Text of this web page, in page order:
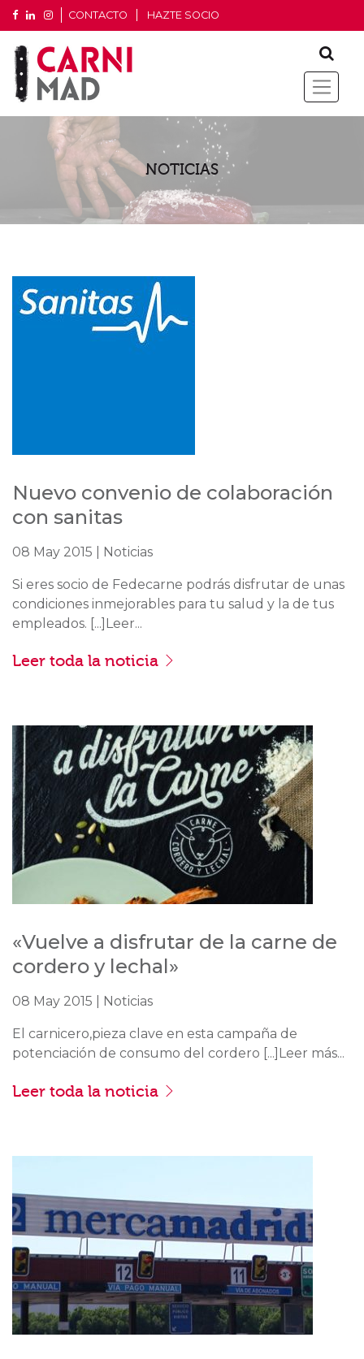
CONTACTO HAZTE SOCIO
NOTICIAS
Nuevo convenio de colaboración
con sanitas
08 May 2015 | Noticias
Si eres socio de Fedecarne podrás disfrutar de unas
condiciones inmejorables para tu salud y la de tus
empleados. [...]Leer...
Leer toda la noticia
«Vuelve a disfrutar de la carne de
cordero y lechal»
08 May 2015 | Noticias
El carnicero,pieza clave en esta campaña de
potenciación de consumo del cordero [...]Leer más...
Leer toda la noticia